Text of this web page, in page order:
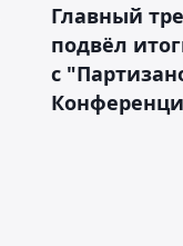
Главный
подвёл
с